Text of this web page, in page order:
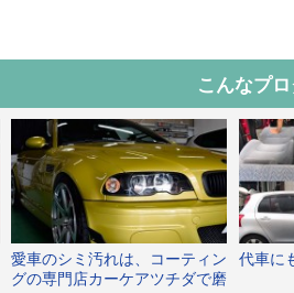
こんなプ
愛車のシミ汚れは、コーティン
グの専門店カーケアツチダで磨
代車に